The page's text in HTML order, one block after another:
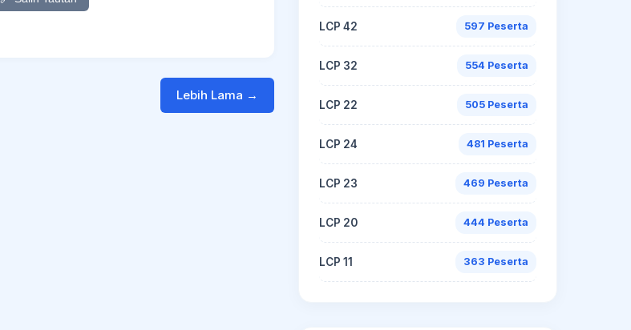
Lebih Lama →
LCP 42 597 Peserta
LCP 32 554 Peserta
LCP 22 505 Peserta
LCP 24 481 Peserta
LCP 23 469 Peserta
LCP 20 444 Peserta
LCP 11 363 Peserta